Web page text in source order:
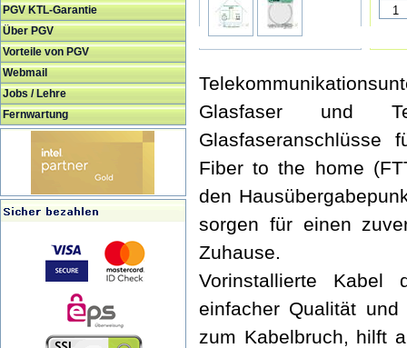
PGV KTL-Garantie
Über PGV
Vorteile von PGV
Webmail
Jobs / Lehre
Fernwartung
Glasfaser und
Glasfaseranschlüsse
Fiber to the home
den
sorgen für einen
Zuhause.
Vorinstallierte
einfacher Qualität
zum Kabelbruch, hilft